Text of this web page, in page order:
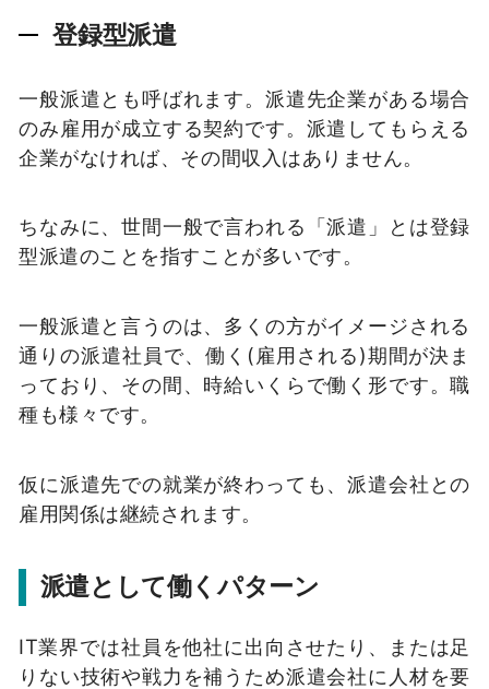
登録型派遣
一般派遣とも呼ばれます。派遣先企業がある場合
のみ雇用が成立する契約です。派遣してもらえる
企業がなければ、その間収入はありません。
ちなみに、世間一般で言われる「派遣」とは登録
型派遣のことを指すことが多いです。
一般派遣と言うのは、多くの方がイメージされる
通りの派遣社員で、働く(雇用される)期間が決ま
っており、その間、時給いくらで働く形です。職
種も様々です。
仮に派遣先での就業が終わっても、派遣会社との
雇用関係は継続されます。
派遣として働くパターン
IT業界では社員を他社に出向させたり、または足
りない技術や戦力を補うため派遣会社に人材を要